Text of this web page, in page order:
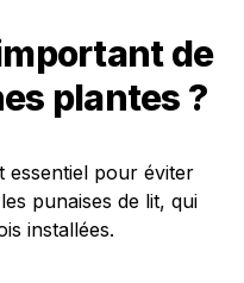
de
plantes ?
essentiel pour éviter
punaises de lit, qui
installées.